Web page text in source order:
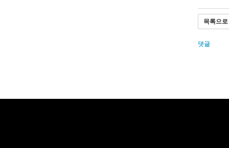
목록으로
댓글